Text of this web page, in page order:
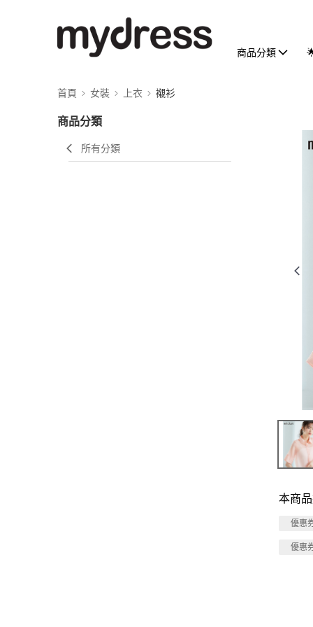
商品分類
首頁 女裝 上衣 襯衫
商品分類
所有分類
本商
優惠
優惠